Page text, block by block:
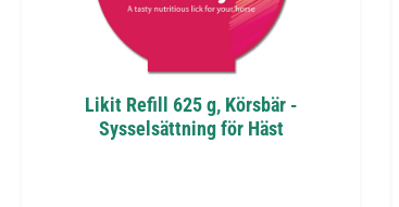
Likit Refill 625 g, Körsbär -
Sysselsättning för Häst